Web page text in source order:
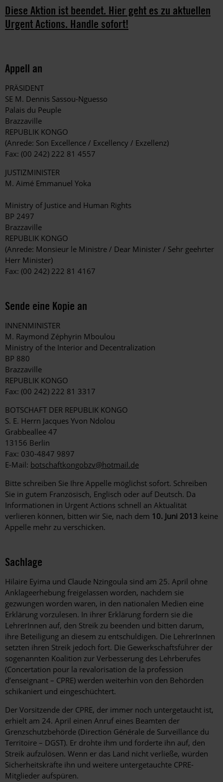
Diese Aktion ist beendet. Hier geht es zu aktuellen
Urgent Actions. Handle sofort!
Appell an
PRÄSIDENT
SE M. Dennis Sassou-Nguesso
Palais du Peuple
Brazzaville
REPUBLIK KONGO
(Anrede: Son Excellence / Excellency / Exzellenz)
Fax: (00 242) 222 81 4557
JUSTIZMINISTER
M. Aimé Emmanuel Yoka
Ministry of Justice and Human Rights
BP 2497
Brazzaville
REPUBLIK KONGO
(Anrede: Monsieur le Ministre / Dear Minister / Sehr geehrter
Herr Minister)
Fax: (00 242) 222 81 4167
Sende eine Kopie an
INNENMINISTER
M. Raymond Zéphyrin Mboulou
Ministry of the Interior and Decentralization
BP 880
Brazzaville
REPUBLIK KONGO
Fax: (00 242) 222 81 3317
BOTSCHAFT DER REPUBLIK KONGO
S. E. Herrn Jacques Yvon Ndolou
Grabbeallee 47
13156 Berlin
Fax: 030-4847 9897
E-Mail: botschaftkongobzv@hotmail.de
Bitte schreiben Sie Ihre Appelle möglichst sofort. Schreiben
Sie in gutem Französisch, Englisch oder auf Deutsch. Da
Informationen in Urgent Actions schnell an Aktualität
verlieren können, bitten wir Sie, nach dem 10. Juni 2013 keine
Appelle mehr zu verschicken.
Sachlage
Hilaire Eyima und Claude Nzingoula sind am 25. April ohne
Anklageerhebung freigelassen worden, nachdem sie
gezwungen worden waren, in den nationalen Medien eine
Erklärung vorzulesen. In ihrer Erklärung fordern sie die
LehrerInnen auf, den Streik zu beenden und bitten darum,
ihre Beteiligung an diesem zu entschuldigen. Die LehrerInnen
setzten ihren Streik jedoch fort. Die Gewerkschaftsführer der
sogenannten Koalition zur Verbesserung des Lehrberufes
(Concertation pour la revalorisation de la profession
d’enseignant – CPRE) werden weiterhin von den Behörden
schikaniert und eingeschüchtert.
Der Vorsitzende der CPRE, der immer noch untergetaucht ist,
erhielt am 24. April einen Anruf eines Beamten der
Grenzschutzbehörde (Direction Générale de Surveillance du
Territoire – DGST). Er drohte ihm und forderte ihn auf, den
Streik aufzulösen. Wenn er das Land nicht verließe, würden
Sicherheitskräfte ihn und weitere untergetauchte CPRE-
Mitglieder aufspüren.